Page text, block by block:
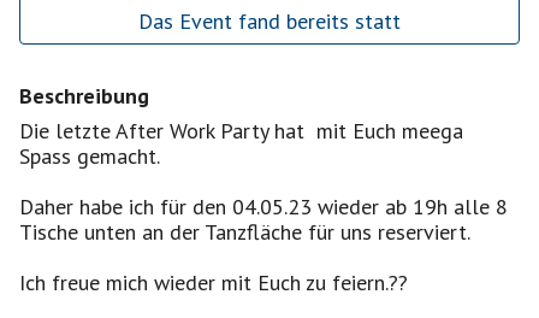
Das Event fand bereits statt
Beschreibung
Die letzte After Work Party hat mit Euch meega
Spass gemacht.
Daher habe ich für den 04.05.23 wieder ab 19h alle 8
Tische unten an der Tanzfläche für uns reserviert.
Ich freue mich wieder mit Euch zu feiern.??